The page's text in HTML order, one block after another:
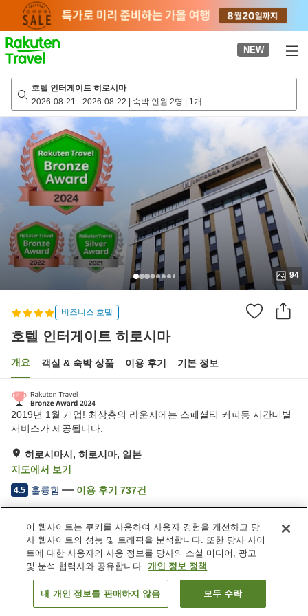
page
NEW
호텔 인터게이트 히로시마
2026-08-21 - 2026-08-22 | 숙박 인원 2명 | 1개
94
비즈니스 호텔
호텔 인터게이트 히로시마
개요 객실 & 숙박 상품 이용 후기 기본 정보
2019년 1월 개업! 최상층의 라운지에는 스페셜티 커피등 시간대별
서비스가 제공됩니다.
히로시마시, 히로시마, 일본
지도에서 보기
4.5 훌륭함 이용 후기 737건
숙소 편의 시설/서비스
주차장
스파 / 미용실
레스토랑
라운지
일본 히로시마 히로시마시 호텔 인터게이트 히로시마
객실 보기
이 웹사이트는 쿠키를 사용하여 사용자 경험을 개선하고 당
사 웹사이트의 성능 및 트래픽을 분석합니다. 또한 당사 사이
트에 대한 사용자의 사용 정보를 당사의 소셜 미디어, 광고
및 분석 협력사와 공유합니다. 개인 정보 정책
내 개인 정보를 판매하지 않음 모두 수락